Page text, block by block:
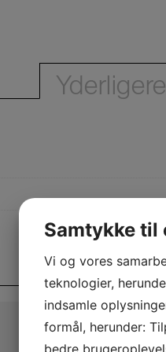
Samtykke til
Vi og vores
teknologier,
indsamle
formål, herunder:
bedre